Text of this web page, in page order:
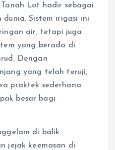
Lot hadir sebagai
dunia. Sistem irigasi ini
air, tetapi juga
yang berada di
Dengan
yang telah teruji,
praktek sederhana
besar bagi
di balik
jejak keemasan di